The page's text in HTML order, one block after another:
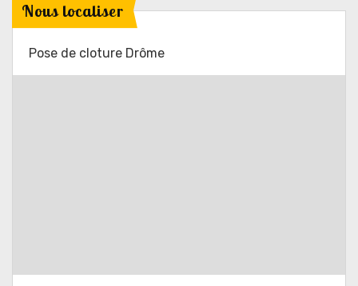
Nous localiser
Pose de cloture Drôme